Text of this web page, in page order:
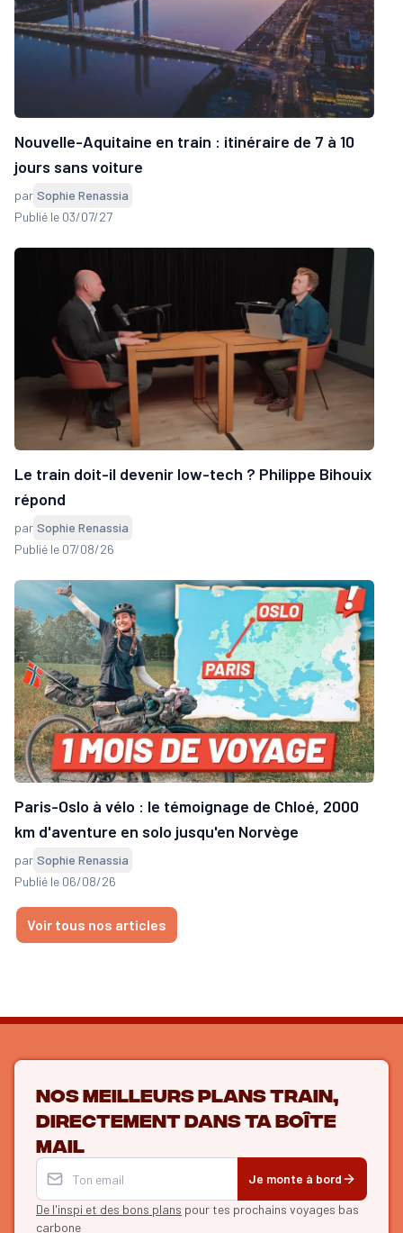
Nouvelle-Aquitaine en train : itinéraire de 7 à 10
jours sans voiture
par Sophie Renassia
Publié le 03/07/27
Le train doit-il devenir low-tech ? Philippe Bihouix
répond
par Sophie Renassia
Publié le 07/08/26
Paris-Oslo à vélo : le témoignage de Chloé, 2000
km d'aventure en solo jusqu'en Norvège
par Sophie Renassia
Publié le 06/08/26
Voir tous nos articles
Nos meilleurs plans train,
directement dans ta boîte
mail
Je monte à bord
De l'inspi et des bons plans pour tes prochains voyages bas
carbone